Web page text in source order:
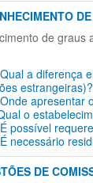
de graus
a diferença
estrangeiras)?
apresentar
o
possível
necessário
DE